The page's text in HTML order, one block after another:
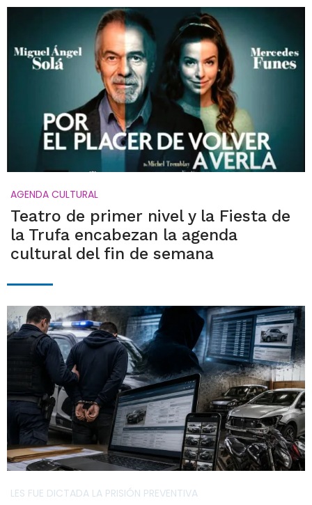
AGENDA CULTURAL
Teatro de primer nivel y la Fiesta de
la Trufa encabezan la agenda
cultural del fin de semana
LES FUE DICTADA LA PRISIÓN PREVENTIVA